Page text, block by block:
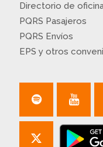
Directorio de
PQRS Pasajeros
PQRS Envíos
EPS y otros